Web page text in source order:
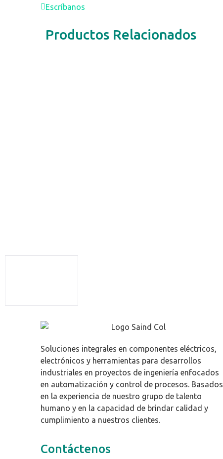
Escríbanos
Productos Relacionados
Soluciones integrales en componentes eléctricos,
electrónicos y herramientas para desarrollos
industriales en proyectos de ingeniería enfocados
en automatización y control de procesos. Basados
en la experiencia de nuestro grupo de talento
humano y en la capacidad de brindar calidad y
cumplimiento a nuestros clientes.
Contáctenos